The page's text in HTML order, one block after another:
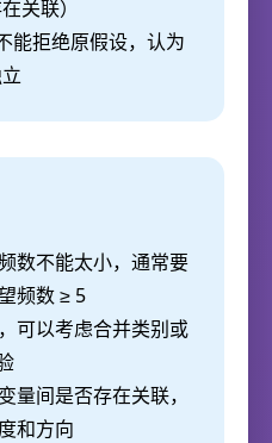
关联）
能拒绝原假设，认为
数不能太小，通常要
频数 ≥ 5
可以考虑合并类别或
量间是否存在关联，
和方向